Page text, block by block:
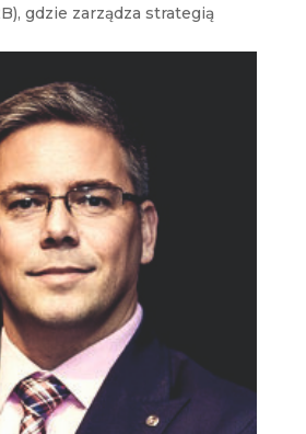
gdzie zarządza strategią